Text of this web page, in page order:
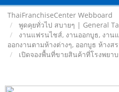
ThaiFranchiseCenter Webboard
พูดคุยทั่วไป สบายๆ | General
งานแฟรนไชส์, งานออกบูธ, งาน
ออกงานตามห้างต่างๆ, ออกบูธ ห้าง
เปิดจองพื้นที่ขายสินค้าที่โรงพยา